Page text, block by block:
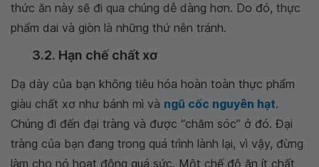
thức ăn này sẽ đi qua chúng dễ dàng hơn. Do đó, thực
phẩm dai và giòn là những thứ nên tránh.
3.2. Hạn chế chất xơ
Dạ dày của bạn không tiêu hóa hoàn toàn thực phẩm
giàu chất xơ như bánh mì và ngũ cốc nguyên hạt.
Chúng đi đến đại tràng và được “chăm sóc” ở đó. Đại
tràng của bạn đang trong quá trình lành lại, vì vậy, đừng
làm cho nó hoạt động quá sức. Một chế độ ăn ít chất